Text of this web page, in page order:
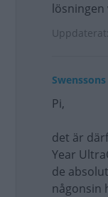
lösningen
Swenssons
Pi,
det är
Year
de
någonsin